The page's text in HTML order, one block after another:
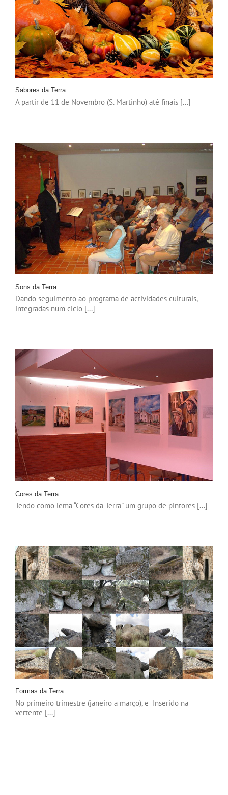
Sabores da Terra
A partir de 11 de Novembro (S. Martinho) até finais [...]
Sons da Terra
Dando seguimento ao programa de actividades culturais,
integradas num ciclo [...]
Cores da Terra
Tendo como lema “Cores da Terra” um grupo de pintores [...]
Formas da Terra
No primeiro trimestre (janeiro a março), e Inserido na
vertente [...]